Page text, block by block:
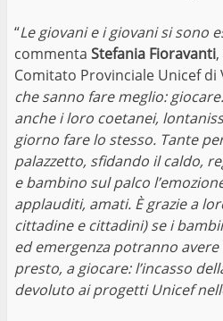
“Le giovani e i giovani si sono
commenta Stefania Fioravanti
Comitato Provinciale Unicef di
che sanno fare meglio:
anche i loro coetanei,
giorno fare lo stesso. Tante
palazzetto, sfidando il caldo,
e bambino sul palco
applauditi, amati. È grazie a
cittadine e cittadini) se i
ed emergenza potranno
presto, a giocare: l’incasso
devoluto ai progetti Unicef